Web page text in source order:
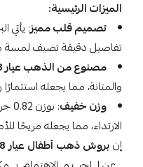
الميزات الرئيسية:
تصميم قلب مميز:
تفاصيل دقيقة تضيف لمسة
مصنوع من الذهب عيار 18
والمتانة، مما يجعله
وزن خفيف
:
الارتداء، مما يجعله مريحًا
إنبروش ذهب أطفال عيار 18